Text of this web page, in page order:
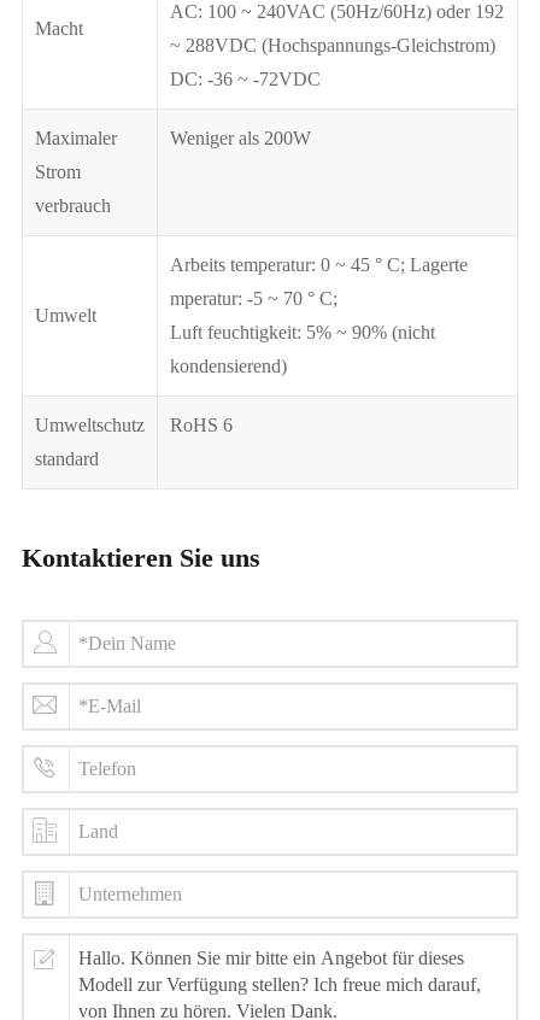
Macht
AC: 100 ~ 240VAC (50Hz/60Hz) oder 192
~ 288VDC (Hochspannungs-Gleichstrom)
DC: -36 ~ -72VDC
Maximaler
Strom
verbrauch
Weniger als 200W
Umwelt
Arbeits temperatur: 0 ~ 45 ° C; Lagerte
mperatur: -5 ~ 70 ° C;
Luft feuchtigkeit: 5% ~ 90% (nicht
kondensierend)
Umweltschutz
standard
RoHS 6
Kontaktieren Sie uns